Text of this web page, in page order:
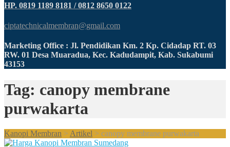
HP. 0819 1189 8181 / 0812 8650 0122
ciptatechnicalmembran@gmail.com
Marketing Office : Jl. Pendidikan Km. 2 Kp. Cidadap RT. 03
RW. 01 Desa Muaradua, Kec. Kadudampit, Kab. Sukabumi
43153
Tag: canopy membrane
purwakarta
Kanopi Membran > Artikel > canopy membrane purwakarta